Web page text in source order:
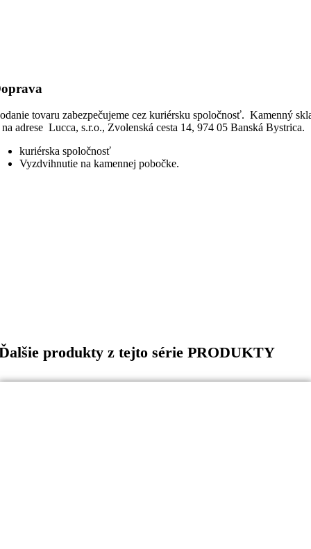
tovaru zabezpečujeme cez kuriérsku spoločnosť. Kamenný
na adrese Lucca, s.r.o., Zvolenská cesta 14, 974 05 Banská Bystrica.
kuriérska spoločnosť
Vyzdvihnutie na kamennej pobočke.
produkty z tejto série PRODUKTY